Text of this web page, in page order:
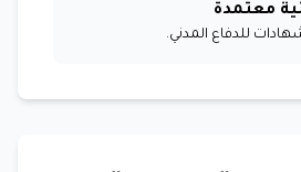
معتمدة
للدفاع المدني.